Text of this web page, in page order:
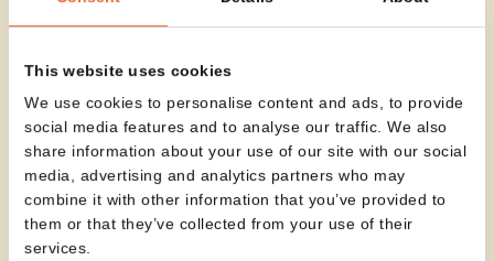
This website uses cookies
We use cookies to personalise content and ads, to provide
social media features and to analyse our traffic. We also
share information about your use of our site with our social
media, advertising and analytics partners who may
combine it with other information that you’ve provided to
them or that they’ve collected from your use of their
services.
elkaar past.”
Designer